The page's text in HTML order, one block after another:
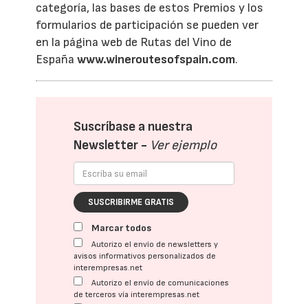
categoría, las bases de estos Premios y los
formularios de participación se pueden ver
en la página web de Rutas del Vino de
Españawww.wineroutesofspain.com.
Suscríbase a nuestra
Newsletter - Ver ejemplo
SUSCRIBIRME GRATIS
Marcar todos
Autorizo el envío de newsletters y
avisos informativos personalizados de
interempresas.net
Autorizo el envío de comunicaciones
de terceros vía interempresas.net